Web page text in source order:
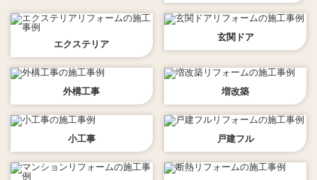
エクステリア
玄関ドア
外構工事 増改築
小工事 戸建フル